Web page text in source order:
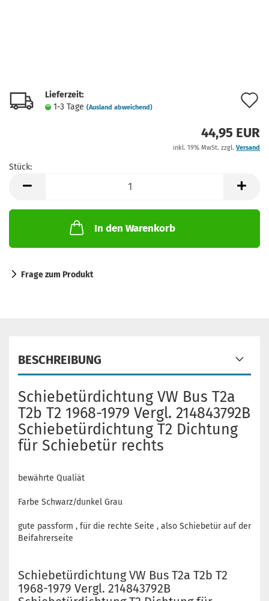
Lieferzeit:
1-3 Tage (Ausland abweichend)
44,95 EUR
inkl. 19% MwSt. zzgl. Versand
Stück:
In den Warenkorb
Frage zum Produkt
BESCHREIBUNG
Schiebetürdichtung VW Bus T2a
T2b T2 1968-1979 Vergl. 214843792B
Schiebetürdichtung T2 Dichtung
für Schiebetür rechts
bewährte Qualiät
Farbe Schwarz/dunkel Grau
gute passform , für die rechte Seite , also Schiebetür auf der
Beifahrerseite
Schiebetürdichtung VW Bus T2a T2b T2
1968-1979 Vergl. 214843792B